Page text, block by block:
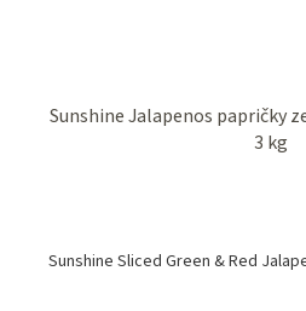
Sunshine Jalapenos papričky
3 kg
Sunshine Sliced Green & Red